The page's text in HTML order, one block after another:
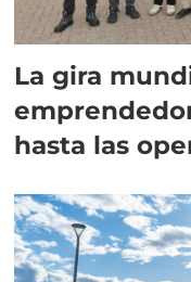
La gira
hasta las